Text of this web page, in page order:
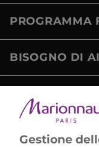
PROGRAMMA
BISOGNO DI
Gestione